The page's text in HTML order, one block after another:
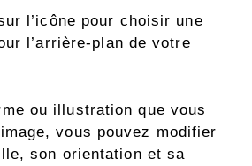
l’icône pour choisir une
l’arrière-plan de votre
ou illustration que vous
vous pouvez modifier
son orientation et sa